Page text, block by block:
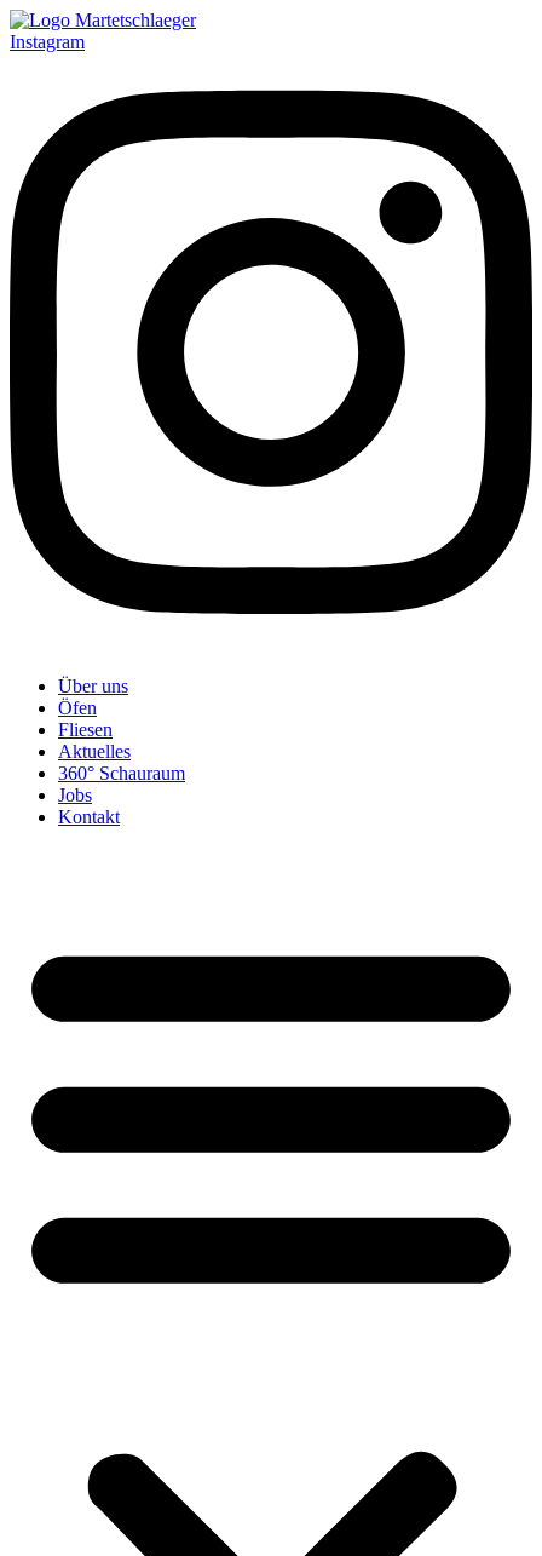
Instagram
Über uns
Öfen
Fliesen
Aktuelles
360° Schauraum
Jobs
Kontakt